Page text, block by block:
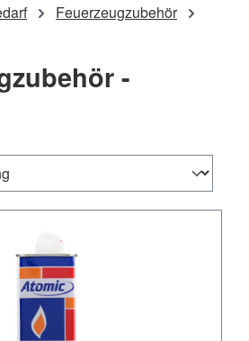
Feuerzeugzubehör
-